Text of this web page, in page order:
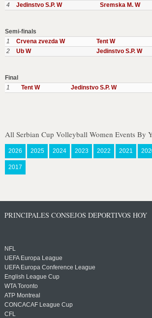
4
Jedinstvo S.P. W Sremska M. W
Semi-finals
1
Crvena zvezda W Tent W
2
Ub W Jedinstvo S.P. W
Final
1
Tent W Jedinstvo S.P. W
All Serbian Cup Volleyball Women Events By
2026 2025 2024 2023 2022 2021
2017
PRINCIPALES CONSEJOS DEPORTIVOS HOY
NFL
UEFA Europa League
UEFA Europa Conference League
English League Cup
WTA Toronto
ATP Montreal
CONCACAF League Cup
CFL